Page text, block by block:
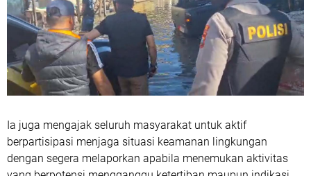
Ia juga mengajak seluruh masyarakat untuk aktif
berpartisipasi menjaga situasi keamanan lingkungan
dengan segera melaporkan apabila menemukan aktivitas